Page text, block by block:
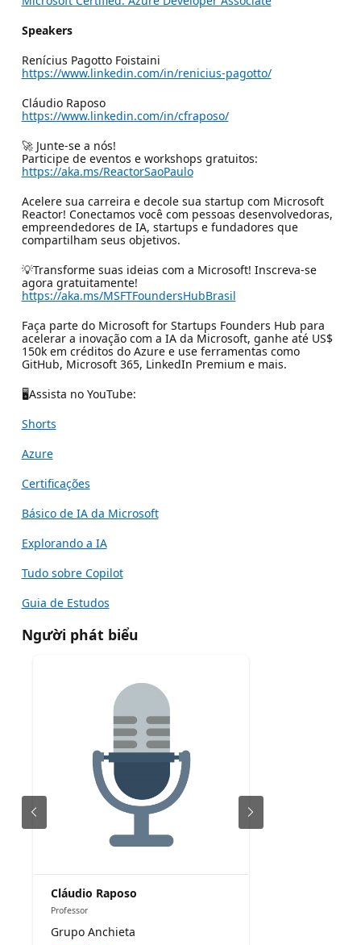
Speakers
Renícius Pagotto Foistaini
https://www.linkedin.com/in/renicius-pagotto/
Cláudio Raposo
https://www.linkedin.com/in/cfraposo/
🚀 Junte-se a nós!
Participe de eventos e workshops gratuitos:
https://aka.ms/ReactorSaoPaulo
Acelere sua carreira e decole sua startup com Microsoft
Reactor! Conectamos você com pessoas desenvolvedoras,
empreendedores de IA, startups e fundadores que
compartilham seus objetivos.
💡Transforme suas ideias com a Microsoft! Inscreva-se
agora gratuitamente!
https://aka.ms/MSFTFoundersHubBrasil
Faça parte do Microsoft for Startups Founders Hub para
acelerar a inovação com a IA da Microsoft, ganhe até US$
150k em créditos do Azure e use ferramentas como
GitHub, Microsoft 365, LinkedIn Premium e mais.
🖥Assista no YouTube:
Shorts
Azure
Certificações
Básico de IA da Microsoft
Explorando a IA
Tudo sobre Copilot
Guia de Estudos
Người phát biểu
Cláudio Raposo
Professor
Grupo Anchieta